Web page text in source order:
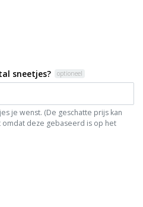
sneetjes? optioneel
je wenst. (De geschatte prijs kan
omdat deze gebaseerd is op het